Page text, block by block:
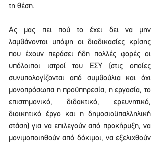
τη θέση.
Ας μας πει πού το έχει δει να μην
λαμβάνονται υπόψη οι διαδικασίες κρίσης
που έχουν περάσει ήδη πολλές φορές οι
υπόλοιποι ιατροί του ΕΣΥ (στις οποίες
συνυπολογίζονται από συμβούλια και όχι
μονοπρόσωπα η προϋπηρεσία, η εργασία, το
επιστημονικό, διδακτικό, ερευνητικό,
διοικητικό έργο και η δημοσιοϋπαλληλική
στάση) για να επιλεγούν από προκήρυξη, να
μονιμοποιηθούν από δόκιμοι, να εξελιχθούν